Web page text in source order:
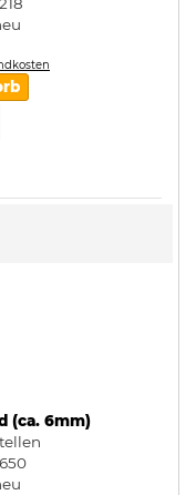
(ca. 6mm)